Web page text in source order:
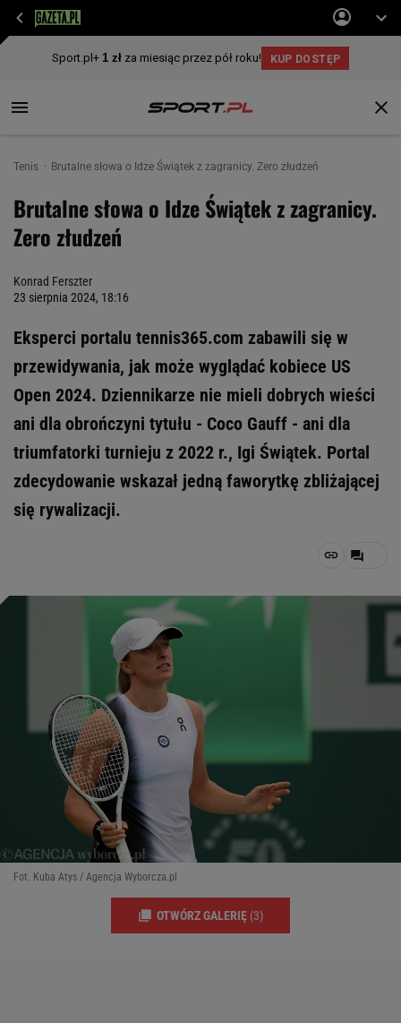
Tenis Brutalne słowa o Idze Świątek z zagranicy. Zero złudzeń
Brutalne słowa o Idze Świątek z zagranicy.
Zero złudzeń
Konrad Ferszter
23 sierpnia 2024, 18:16
Eksperci portalu tennis365.com zabawili się w
przewidywania, jak może wyglądać kobiece US
Open 2024. Dziennikarze nie mieli dobrych wieści
ani dla obrończyni tytułu - Coco Gauff - ani dla
triumfatorki turnieju z 2022 r., Igi Świątek. Portal
zdecydowanie wskazał jedną faworytkę zbliżającej
się rywalizacji.
Fot. Kuba Atys / Agencja Wyborcza.pl
OTWÓRZ GALERIĘ (3)